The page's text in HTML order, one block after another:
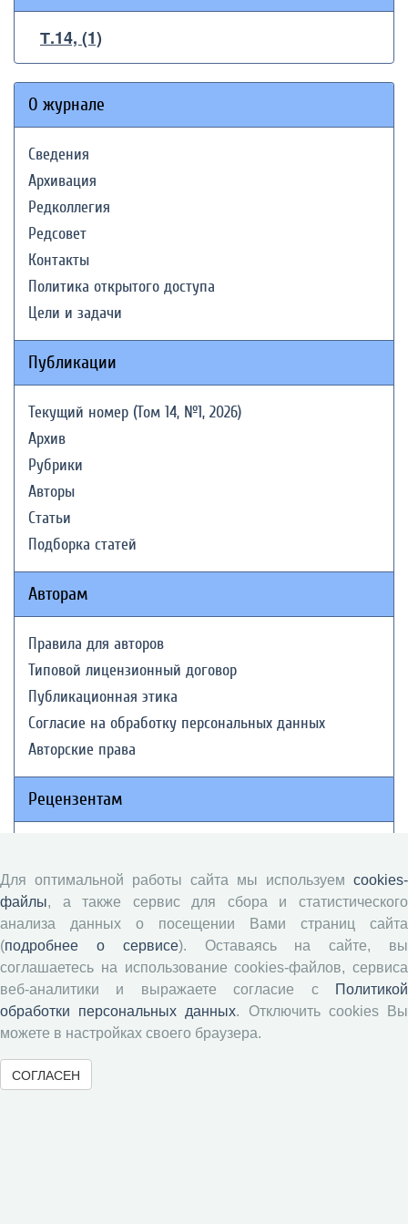
Т.14, (1)
О журнале
Сведения
Архивация
Редколлегия
Редсовет
Контакты
Политика открытого доступа
Цели и задачи
Публикации
Текущий номер (Том 14, №1, 2026)
Архив
Рубрики
Авторы
Статьи
Подборка статей
Авторам
Правила для авторов
Типовой лицензионный договор
Публикационная этика
Согласие на обработку персональных данных
Авторские права
Рецензентам
Положение о рецензировании
Форма рецензии
Журналы ВолНЦ РАН
Экономические и социальные перемены
Проблемы развития территории
Вопросы территориального развития
Социальное пространство
Для оптимальной работы сайта мы используем cookies-
файлы, а также сервис для сбора и статистического
анализа данных о посещении Вами страниц сайта
(подробнее о сервисе). Оставаясь на сайте, вы
соглашаетесь на использование cookies-файлов, сервиса
веб-аналитики и выражаете согласие с
Политикой
обработки персональных данных. Отключить cookies Вы
можете в настройках своего браузера.
СОГЛАСЕН